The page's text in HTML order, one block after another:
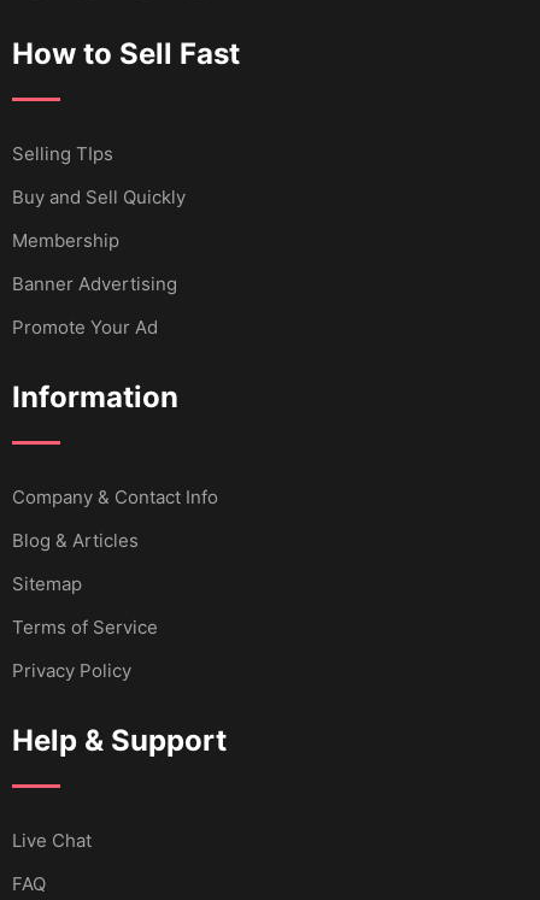
How to Sell Fast
Selling TIps
Buy and Sell Quickly
Membership
Banner Advertising
Promote Your Ad
Information
Company & Contact Info
Blog & Articles
Sitemap
Terms of Service
Privacy Policy
Help & Support
Live Chat
FAQ